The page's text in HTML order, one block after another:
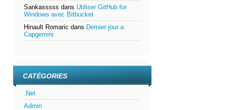
Sankasssss dans Utiliser GitHub for
Windows avec Bitbucket
Hinault Romaric dans Dernier jour a
Capgemini
CATÉGORIES
.Net
Admin